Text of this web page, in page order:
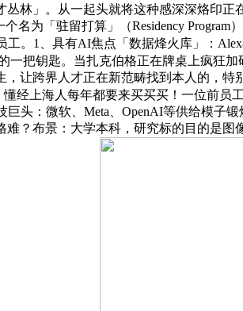
林」。从一起头就将这种感深深烙印正
名为「驻留打算」（Residency
。1、具有AI焦点「数据烽火库」：
把钥匙。当扎克伯格正在牌桌上疯狂加
让跨界人才正在新范畴找到本人的，
经上海人每年都要来买买买！一位前员
头：微软、Meta、OpenAI等供给模子
？布景：大学本科，研究标的目的是